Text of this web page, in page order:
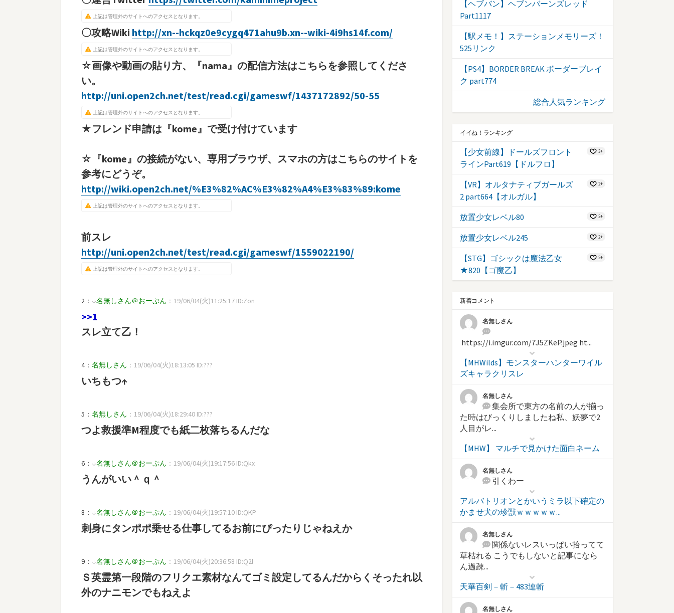
上記は管理外のサイトへのアクセスとなります。
〇攻略Wiki http://xn--hckqz0e9cygq471ahu9b.xn--wiki-4i9hs14f.com/
上記は管理外のサイトへのアクセスとなります。
☆画像や動画の貼り方、『nama』の配信方法はこちらを参照してくださ
い。
http://uni.open2ch.net/test/read.cgi/gameswf/1437172892/50-55
上記は管理外のサイトへのアクセスとなります。
★フレンド申請は『kome』で受け付けています
☆『kome』の接続がない、専用ブラウザ、スマホの方はこちらのサイトを
参考にどうぞ。
http://wiki.open2ch.net/%E3%82%AC%E3%82%A4%E3%83%89:kome
上記は管理外のサイトへのアクセスとなります。
前スレ
http://uni.open2ch.net/test/read.cgi/gameswf/1559022190/
上記は管理外のサイトへのアクセスとなります。
2： ↓名無しさん＠おーぷん ：19/06/04(火)11:25:17 ID:Zon
>>1
スレ立て乙！
4： 名無しさん ：19/06/04(火)18:13:05 ID:???
いちもつ↑
5： 名無しさん ：19/06/04(火)18:29:40 ID:???
つよ救援準M程度でも紙二枚落ちるんだな
6： ↓名無しさん＠おーぷん ：19/06/04(火)19:17:56 ID:Qkx
うんがいい＾ｑ＾
8： ↓名無しさん＠おーぷん ：19/06/04(火)19:57:10 ID:QKP
刺身にタンポポ乗せる仕事してるお前にぴったりじゃねえか
9： ↓名無しさん＠おーぷん ：19/06/04(火)20:36:58 ID:Q2l
Ｓ英霊第一段階のフリクエ素材なんてゴミ設定してるんだからくそったれ以
外のナニモンでもねえよ
【ヘブバン】ヘブンバーンズレッド
Part1117
【駅メモ！】ステーションメモリーズ！
525リンク
【PS4】BORDER BREAK ボーダーブレイ
ク part774
総合人気ランキング
イイね！ランキング
【少女前線】ドールズフロント
ラインPart619【ドルフロ】
3+
【VR】オルタナティブガールズ
2 part664【オルガル】
2+
放置少女レベル80 2+
放置少女レベル245 2+
【STG】ゴシックは魔法乙女
★820【ゴ魔乙】
2+
新着コメント
名無しさん
https://i.imgur.com/7J5ZKeP.jpeg ht...
【MHWilds】モンスターハンターワイル
ズキャラクリスレ
名無しさん
集会所で東方の名前の人が揃っ
た時はびっくりしましたね私、妖夢で2
人目がレ...
【MHW】 マルチで見かけた面白ネーム
名無しさん
引くわー
アルバトリオンとかいうミラ以下確定の
かませ犬の珍獣ｗｗｗｗｗ...
名無しさん
関係ないレスいっぱい拾ってて
草枯れる こうでもしないと記事になら
ん過疎...
天華百剣－斬－483連斬
名無しさん